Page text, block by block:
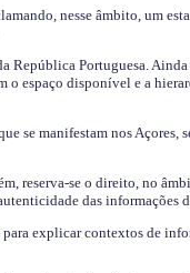
nesse âmbito, um
República Portuguesa.
espaço disponível e a
se manifestam nos Açores,
reserva-se o direito, no
das informações
explicar contextos de